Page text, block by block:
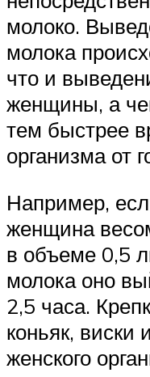
молоко.
молока
что и
женщины, а
тем быстрее
организма от
Например,
женщина
в объеме 0,5
молока оно
2,5 часа.
коньяк, виски
женского